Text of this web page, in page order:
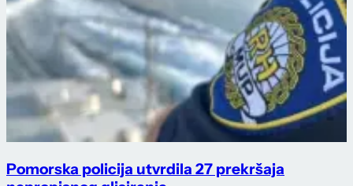
Pomorska policija utvrdila 27 prekršaja